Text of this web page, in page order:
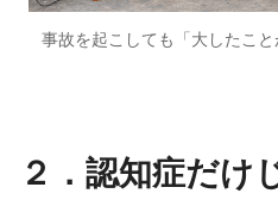
事故を起こしても「大したこ
２．認知症だけ